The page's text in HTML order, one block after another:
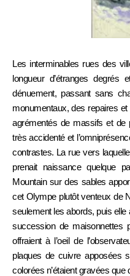
Les interminables rues des
longueur d’étranges
dénuement, passant sans
monumentaux, des repaires
agrémentés de massifs et de
très accidenté et
contrastes. La rue vers
prenait naissance quelque
Mountain sur des sables
cet Olympe plutôt venteux de
seulement les abords, puis
succession de maisonnettes
offraient à l’oeil de
plaques de cuivre apposées
colorées n’étaient gravées